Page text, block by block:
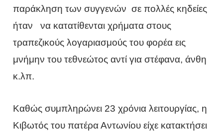
παράκληση των συγγενών σε πολλές κηδείες
ήταν να κατατίθενται χρήματα στους
τραπεζικούς λογαριασμούς του φορέα εις
μνήμην του τεθνεώτος αντί για στέφανα, άνθη
κ.λπ.
Καθώς συμπληρώνει 23 χρόνια λειτουργίας, η
Κιβωτός του πατέρα Αντωνίου είχε κατακτήσει